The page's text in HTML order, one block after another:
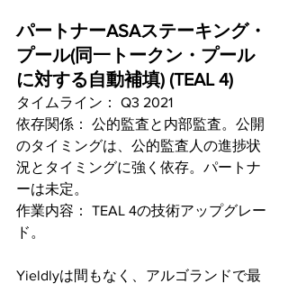
パートナーASAステーキング・
プール(同一トークン・プール
に対する自動補填) (TEAL 4)
タイムライン： Q3 2021
依存関係： 公的監査と内部監査。公開
のタイミングは、公的監査人の進捗状
況とタイミングに強く依存。パートナ
ーは未定。
作業内容： TEAL 4の技術アップグレー
ド。
Yieldlyは間もなく、アルゴランドで最